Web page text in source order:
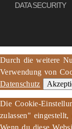
DATA SECURITY
Durch die weitere
Verwendung von
Datenschutz
Die Cookie-
zulassen"
Wenn du diese